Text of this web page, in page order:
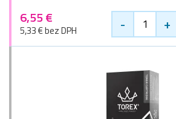
6,55 €
5,33 € bez DPH - +